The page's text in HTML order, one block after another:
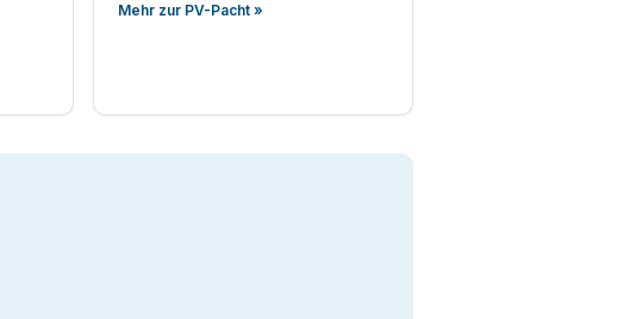
Mehr zur PV-Pacht »